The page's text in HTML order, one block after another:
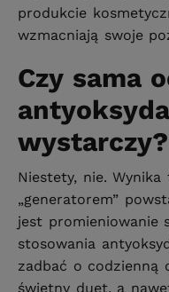
produkcie
wzmacniają swoje
Czy sama
wystarczy?
Niestety, nie.
„generatorem”
jest promieniowanie
stosowania
zadbać o codzienną
świetny duet, a